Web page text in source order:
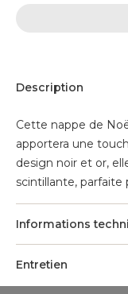
Description
Cette nappe de
apportera une
design noir et or,
scintillante, parfaite
Informations
Entretien